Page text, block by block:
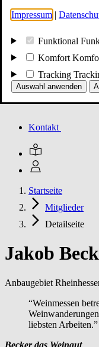
Events
Unsere
Kontakt
Startseite
Mitglieder
Detailseite
Jakob
Anbaugebiet
“Weinmessen
liebsten Arbeiten.”
Becker das Weingut
Impressum |
Funktional
Komfort
Tracking
Auswahl anwenden